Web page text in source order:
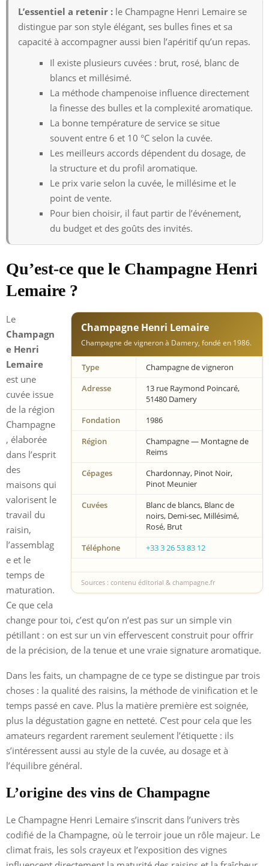
L’essentiel a retenir : le Champagne Henri Lemaire se
distingue par son style élégant, ses bulles fines et sa
capacité à accompagner aussi bien l’apéritif qu’un repas.
Il existe plusieurs cuvées : brut, rosé, blanc de
blancs et millésimé.
La méthode champenoise influence directement
la finesse des bulles et la complexité aromatique.
La bonne température de service se situe
souvent entre 6 et 10 °C selon la cuvée.
Les meilleurs accords dépendent du dosage, de
la structure et du profil aromatique.
Le prix varie selon la cuvée, le millésime et le
point de vente.
Pour bien choisir, il faut partir de l’événement,
du budget et des goûts des invités.
Qu’est-ce que le Champagne Henri
Lemaire ?
Champagne Henri Lemaire
Champagne de vigneron à Damery, fondé en 1986.
Type
Champagne de vigneron
Adresse
13 rue Raymond Poincaré,
51480 Damery
Fondation
1986
Région
Champagne — Montagne de
Reims
Cépages
Chardonnay, Pinot Noir,
Pinot Meunier
Cuvées
Blanc de blancs, Blanc de
noirs, Demi-sec, Millésimé,
Rosé, Brut
Téléphone
+33 3 26 53 83 12
Sources : contenu éditorial & champagne.fr
Le
Champagn
e Henri
Lemaire
est une
cuvée issue
de la région
Champagne
, élaborée
dans l’esprit
des
maisons qui
valorisent le
travail du
raisin,
l’assemblag
e et le
temps de
maturation.
Ce que cela
change pour toi, c’est qu’on n’est pas sur un simple vin
pétillant : on est sur un vin effervescent construit pour offrir
de la précision, de la tenue et une vraie signature aromatique.
Dans les faits, un champagne de ce type se distingue par trois
choses : la qualité des raisins, la méthode de vinification et le
temps passé en cave. Plus la matière première est soignée,
plus la dégustation gagne en netteté. C’est pour cela que les
amateurs regardent rarement seulement l’étiquette : ils
s’intéressent aussi au style de la cuvée, au dosage et à
l’équilibre général.
L’origine des vins de Champagne
Le Champagne Henri Lemaire s’inscrit dans l’univers très
codifié de la Champagne, où le terroir joue un rôle majeur. Le
climat frais, les sols crayeux et l’exposition des vignes